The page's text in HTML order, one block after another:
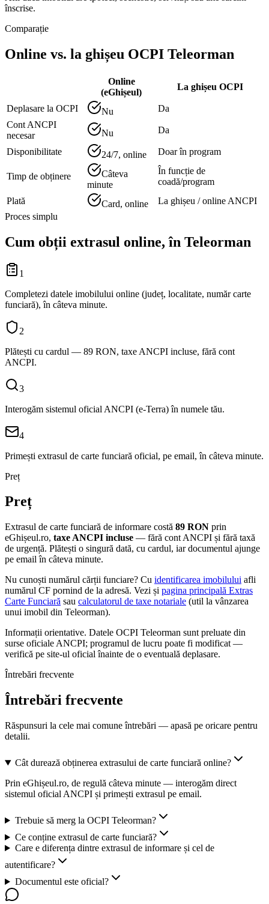
înscrise.
Comparație
Online vs. la ghișeu OCPI Teleorman
Online
(eGhișeul)
La ghișeu OCPI
Deplasare la OCPI Nu
Da
Cont ANCPI
necesar
Nu Da
Disponibilitate 24/7, online Doar în program
Timp de obținere
Câteva
minute
În funcție de
coadă/program
Plată
Card, online
La ghișeu / online ANCPI
Proces simplu
Cum obții extrasul online, în Teleorman
1
Completezi datele imobilului online (județ, localitate, număr carte
funciară), în câteva minute.
2
Plătești cu cardul — 89 RON, taxe ANCPI incluse, fără cont
ANCPI.
3
Interogăm sistemul oficial ANCPI (e-Terra) în numele tău.
4
Primești extrasul de carte funciară oficial, pe email, în câteva minute.
Preț
Preț
Extrasul de carte funciară de informare costă 89 RON prin
eGhișeul.ro, taxe ANCPI incluse — fără cont ANCPI și fără taxă
de urgență. Plătești o singură dată, cu cardul, iar documentul ajunge
pe email în câteva minute.
Nu cunoști numărul cărții funciare? Cu identificarea imobilului afli
numărul CF pornind de la adresă. Vezi și pagina principală Extras
Carte Funciară sau calculatorul de taxe notariale (util la vânzarea
unui imobil din Teleorman).
Informații orientative. Datele OCPI Teleorman sunt preluate din
surse oficiale ANCPI; programul de lucru poate fi modificat —
verifică pe site-ul oficial înainte de o eventuală deplasare.
Întrebări frecvente
Întrebări frecvente
Răspunsuri la cele mai comune întrebări — apasă pe oricare pentru
detalii.
Cât durează obținerea extrasului de carte funciară online?
Prin eGhișeul.ro, de regulă câteva minute — interogăm direct
sistemul oficial ANCPI și primești extrasul pe email.
Trebuie să merg la OCPI Teleorman?
Ce conține extrasul de carte funciară?
Care e diferența dintre extrasul de informare și cel de
autentificare?
Documentul este oficial?